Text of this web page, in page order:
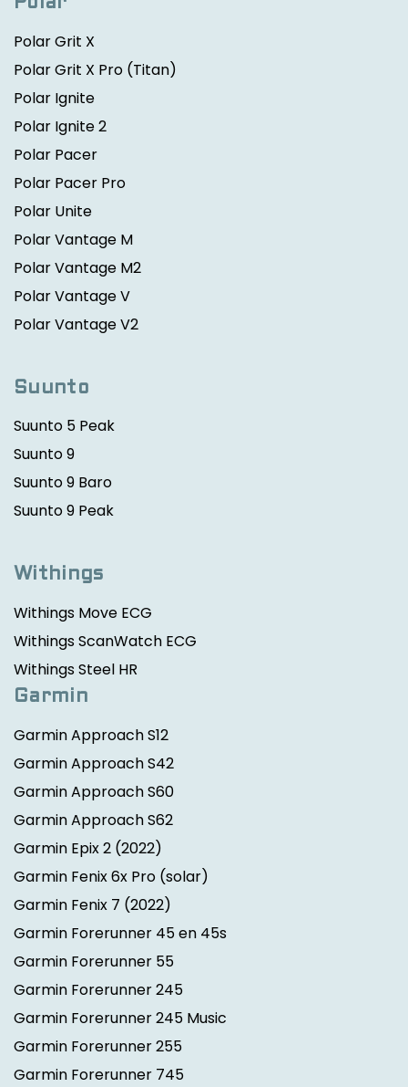
Polar Grit X
Polar Grit X Pro (Titan)
Polar Ignite
Polar Ignite 2
Polar Pacer
Polar Pacer Pro
Polar Unite
Polar Vantage M
Polar Vantage M2
Polar Vantage V
Polar Vantage V2
Suunto
Suunto 5 Peak
Suunto 9
Suunto 9 Baro
Suunto 9 Peak
Withings
Withings Move ECG
Withings ScanWatch ECG
Withings Steel HR
Garmin
Garmin Approach S12
Garmin Approach S42
Garmin Approach S60
Garmin Approach S62
Garmin Epix 2 (2022)
Garmin Fenix 6x Pro (solar)
Garmin Fenix 7 (2022)
Garmin Forerunner 45 en 45s
Garmin Forerunner 55
Garmin Forerunner 245
Garmin Forerunner 245 Music
Garmin Forerunner 255
Garmin Forerunner 745